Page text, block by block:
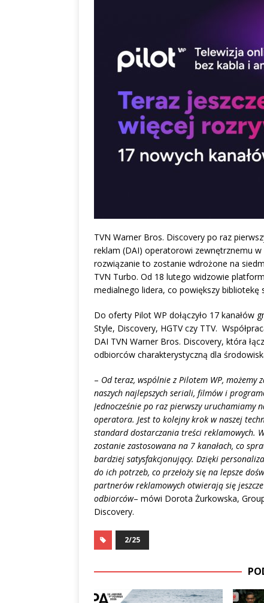
TVN Warner Bros. Discovery po raz
reklam (DAI) operatorowi zewnętrznemu
rozwiązanie to zostanie wdrożone na
TVN Turbo. Od 18 lutego widzowie
medialnego lidera, co powiększy bibliotekę
Do oferty Pilot WP dołączyło 17 kanałów
Style, Discovery, HGTV czy TTV.
DAI TVN Warner Bros. Discovery, która
odbiorców charakterystyczną dla
– Od teraz, wspólnie z Pilotem WP,
naszych najlepszych seriali, filmów i
Jednocześnie po raz pierwszy uruchamiamy
operatora. Jest to kolejny krok w naszej
standard dostarczania treści reklamowych.
zostanie zastosowana na 7 kanałach, co
bardziej satysfakcjonujący. Dzięki
do ich potrzeb, co przełoży się na lepsze
partnerów reklamowych otwierają się
odbiorców– mówi Dorota Żurkowska,
Discovery.
2/25